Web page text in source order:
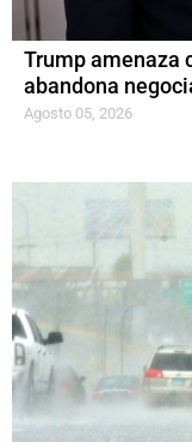
Trump amenaza
abandona
Agosto 05, 2026